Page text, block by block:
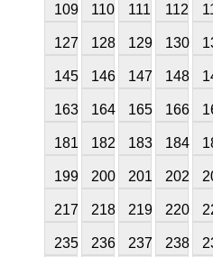
109 110 111 112
127 128 129 130
145 146 147 148
163 164 165 166
181 182 183 184
199 200 201 202
217 218 219 220
235 236 237 238